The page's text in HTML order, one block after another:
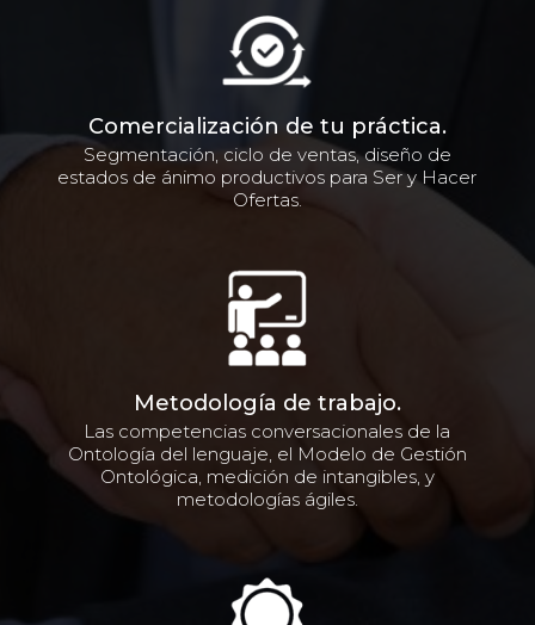
Comercialización de tu práctica.
Segmentación, ciclo de ventas, diseño de
estados de ánimo productivos para Ser y Hacer
Ofertas.
Metodología de trabajo.
Las competencias conversacionales de la
Ontología del lenguaje, el Modelo de Gestión
Ontológica, medición de intangibles, y
metodologías ágiles.